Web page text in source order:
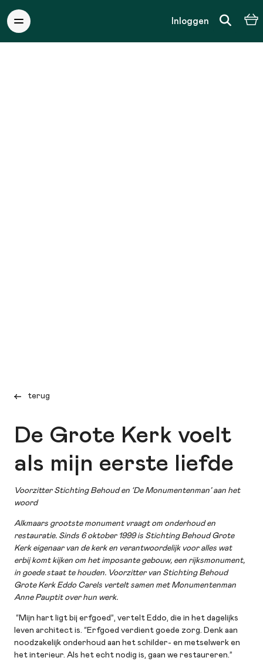
Inloggen
terug
De Grote Kerk voelt
als mijn eerste liefde
Voorzitter Stichting Behoud en ‘De Monumentenman’ aan het
woord
Alkmaars grootste monument vraagt om onderhoud en
restauratie. Sinds 6 oktober 1999 is Stichting Behoud Grote
Kerk eigenaar van de kerk en verantwoordelijk voor alles wat
erbij komt kijken om het imposante gebouw, een rijksmonument,
in goede staat te houden. Voorzitter van Stichting Behoud
Grote Kerk Eddo Carels vertelt samen met Monumentenman
Anne Pauptit over hun werk.
“Mijn hart ligt bij erfgoed”, vertelt Eddo, die in het dagelijks
leven architect is. “Erfgoed verdient goede zorg. Denk aan
noodzakelijk onderhoud aan het schilder- en metselwerk en
het interieur. Als het echt nodig is, gaan we restaureren.”